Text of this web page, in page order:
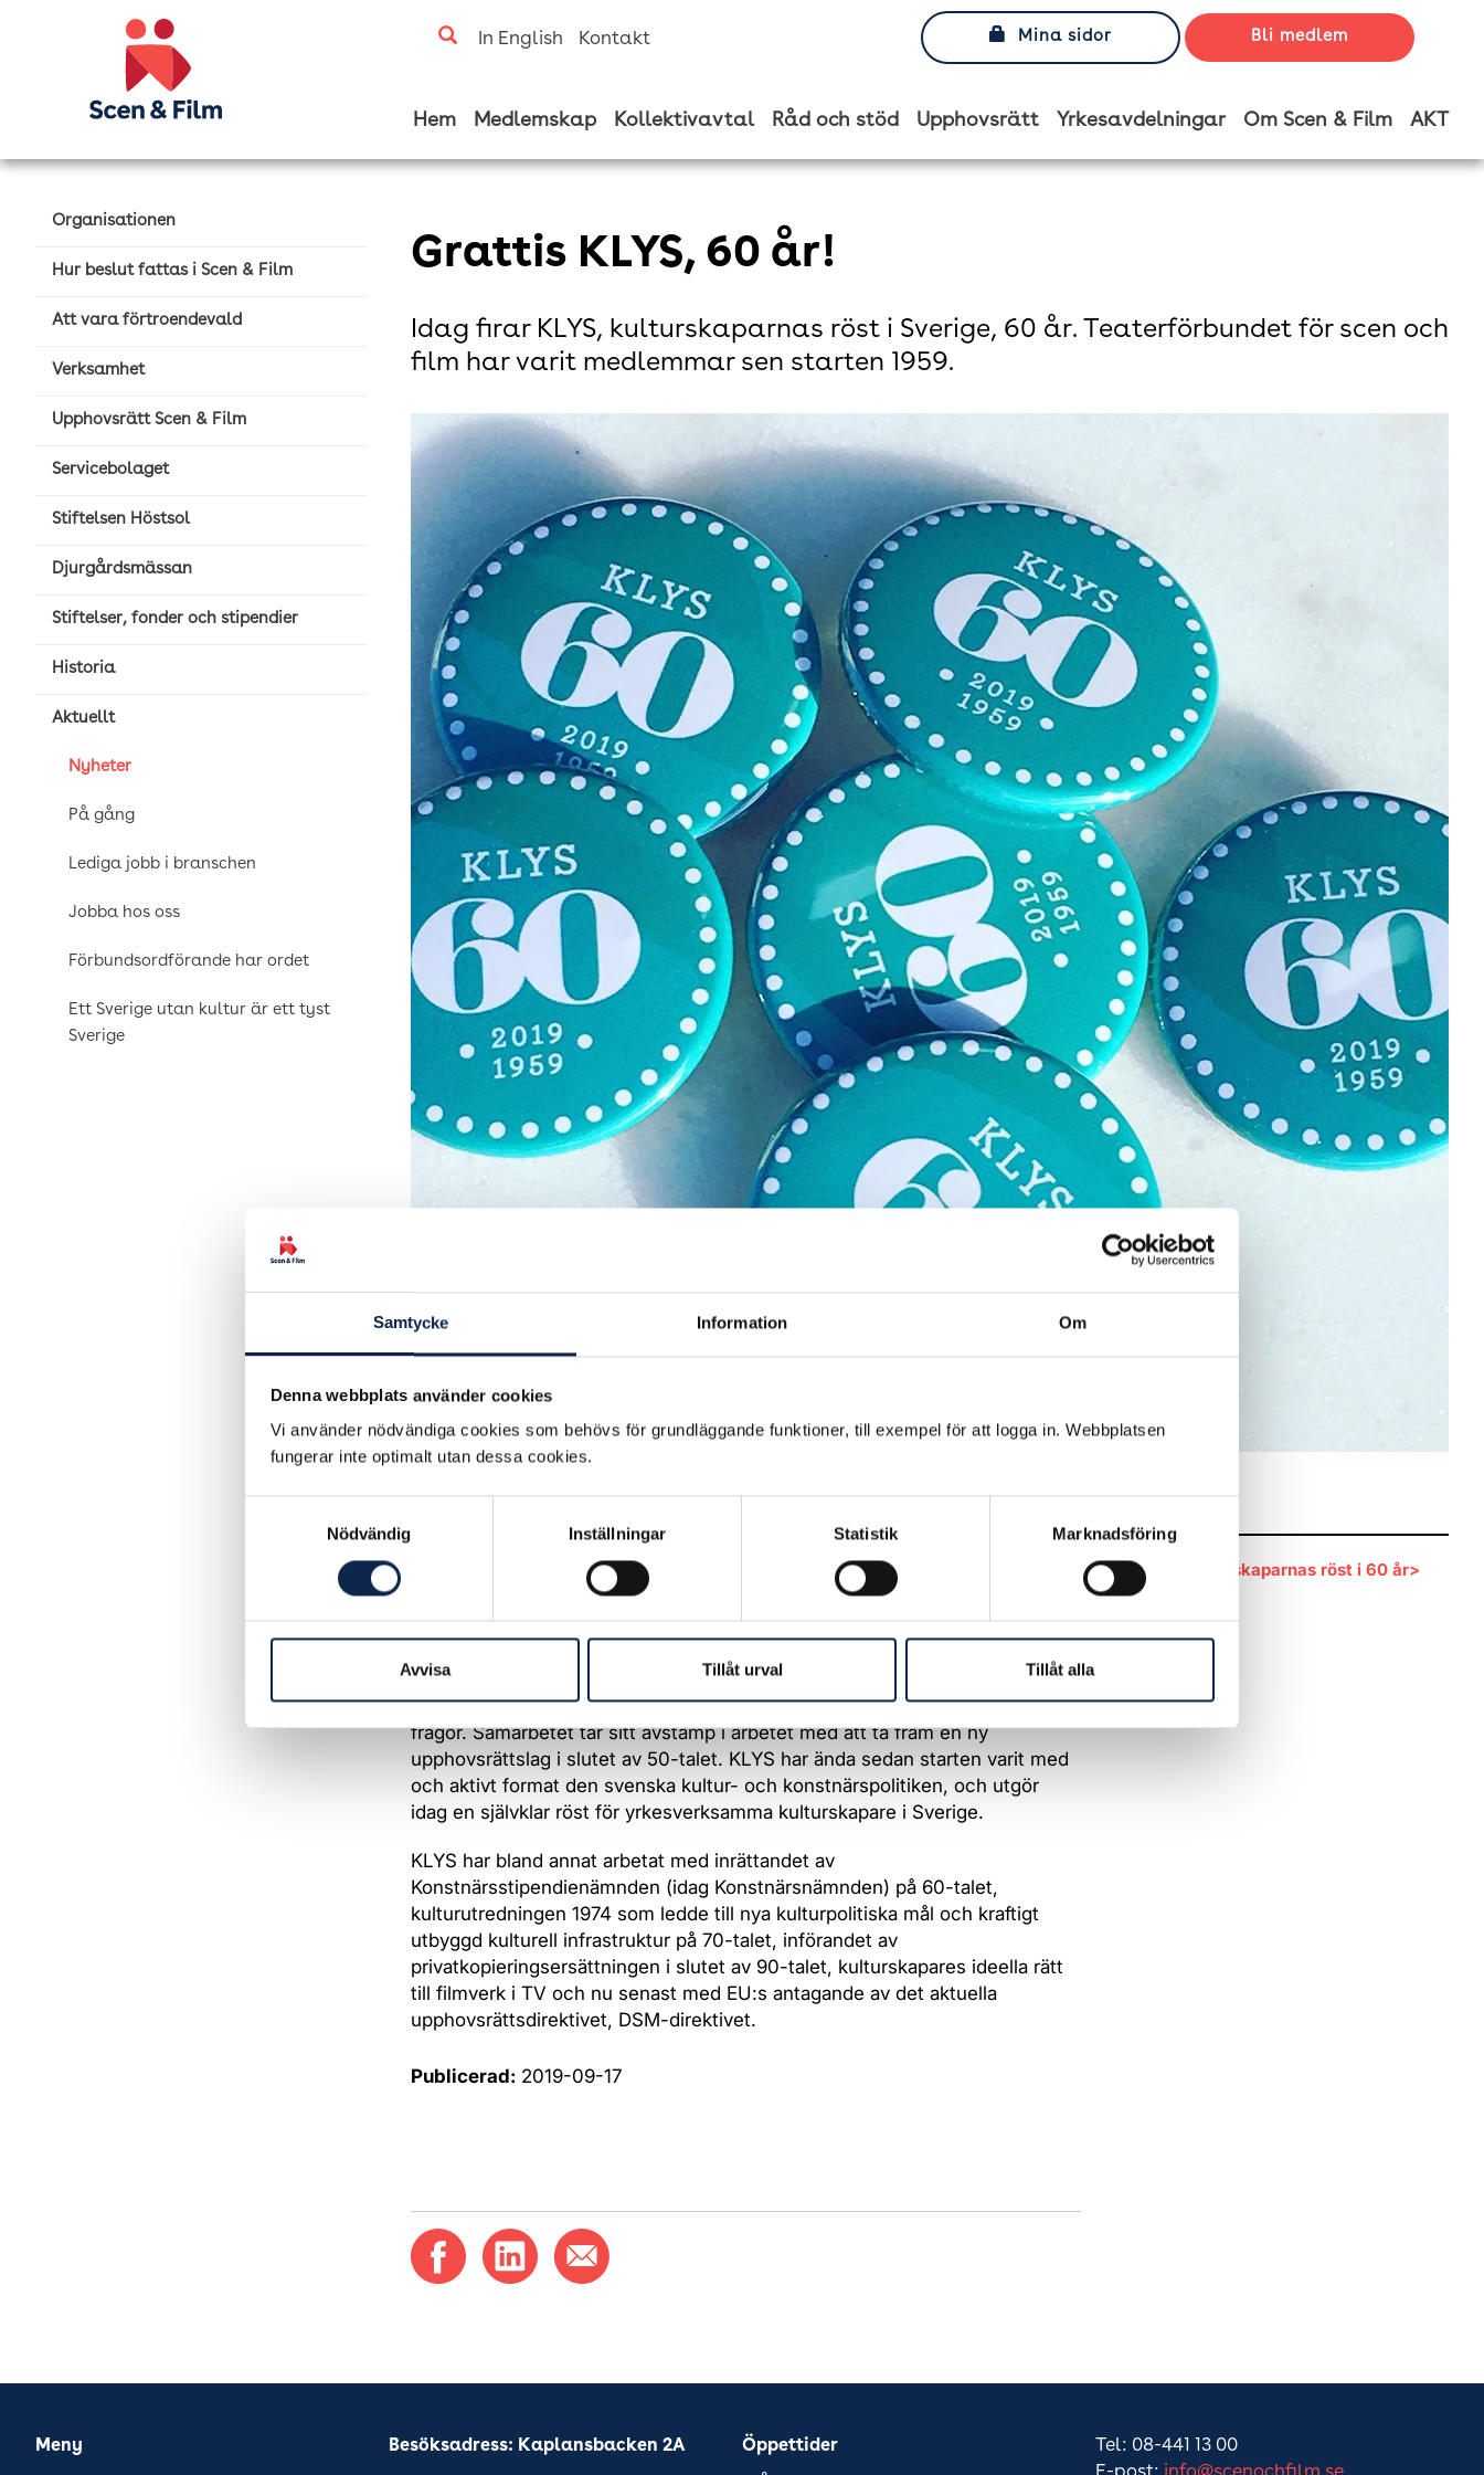
Samtycke Information Om
Denna webbplats använder cookies
Vi använder nödvändiga cookies som behövs för grundläggande funktioner, till exempel för att logga in. Webbplatsen
fungerar inte optimalt utan dessa cookies.
Nödvändig
Inställningar Statistik Marknadsföring
Avvisa Tillåt urval Tillåt alla
In English Kontakt Mina sidor Bli medlem
Hem Medlemskap Kollektivavtal Råd och stöd Upphovsrätt Yrkesavdelningar Om Scen & Film AKT
Organisationen
Hur beslut fattas i Scen & Film
Att vara förtroendevald
Verksamhet
Upphovsrätt Scen & Film
Servicebolaget
Stiftelsen Höstsol
Djurgårdsmässan
Stiftelser, fonder och stipendier
Historia
Aktuellt
Nyheter
På gång
Lediga jobb i branschen
Jobba hos oss
Förbundsordförande har ordet
Ett Sverige utan kultur är ett tyst
Sverige
Grattis KLYS, 60 år!
Idag firar KLYS, kulturskaparnas röst i Sverige, 60 år. Teaterförbundet för scen och
film har varit medlemmar sen starten 1959.
KLYS bildades formellt den 17 september 1959 vid ett möte på
Författargården Lilla Hornsberg i Stockholm, där företrädare för nio
Samarbetsnämnd för konstnärliga och litterära yrkesutövare. Utöver
Den ursprungliga tanken med KLYS var att samordna olika konstnärliga
yrkesgrupper för att bli kraftfullare i kulturpolitiska och upphovsrättsliga
frågor. Samarbetet tar sitt avstamp i arbetet med att ta fram en ny
upphovsrättslag i slutet av 50-talet. KLYS har ända sedan starten varit med
och aktivt format den svenska kultur- och konstnärspolitiken, och utgör
idag en självklar röst för yrkesverksamma kulturskapare i Sverige.
KLYS har bland annat arbetat med inrättandet av
Konstnärsstipendienämnden (idag Konstnärsnämnden) på 60-talet,
kulturutredningen 1974 som ledde till nya kulturpolitiska mål och kraftigt
utbyggd kulturell infrastruktur på 70-talet, införandet av
privatkopieringsersättningen i slutet av 90-talet, kulturskapares ideella rätt
till filmverk i TV och nu senast med EU:s antagande av det aktuella
upphovsrättsdirektivet, DSM-direktivet.
Publicerad: 2019-09-17
Länkar
KLYS - kulturskaparnas röst i 60 år>
Meny Besöksadress: Kaplansbacken 2A Öppettider
Tel: 08-441 13 00